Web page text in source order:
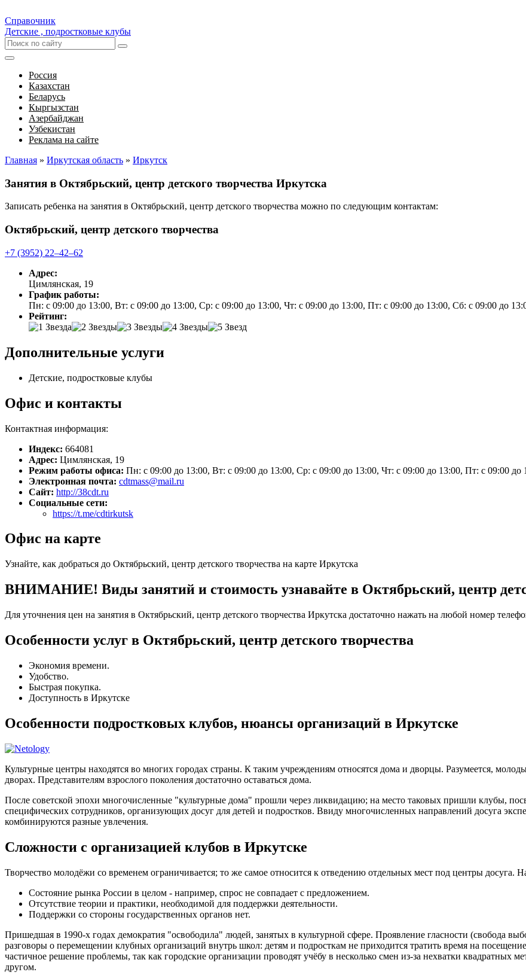
Справочник
Детские , подростковые клубы
Россия
Казахстан
Беларусь
Кыргызстан
Азербайджан
Узбекистан
Реклама на сайте
Главная » Иркутская область » Иркутск
Занятия в Октябрьский, центр детского творчества Иркутска
Записать ребенка на занятия в Октябрьский, центр детского творчества можно по следующим контактам:
Октябрьский, центр детского творчества
+7 (3952) 22‒42‒62
Адрес:
Цимлянская, 19
График работы:
Пн: с 09:00 до 13:00, Вт: с 09:00 до 13:00, Ср: с 09:00 до 13:00, Чт: с 09:00 до 13:00, Пт: с 09:00 до 13:00, Сб: с 09:00 до
Рейтинг:
Дополнительные услуги
Детские, подростковые клубы
Офис и контакты
Контактная информация:
Индекс: 664081
Адрес: Цимлянская, 19
Режим работы офиса: Пн: с 09:00 до 13:00, Вт: с 09:00 до 13:00, Ср: с 09:00 до 13:00, Чт: с 09:00 до 13:00, Пт: с 09:00
Электронная почта: cdtmass@mail.ru
Сайт: http://38cdt.ru
Социальные сети:
https://t.me/cdtirkutsk
Офис на карте
Узнайте, как добраться до Октябрьский, центр детского творчества на карте Иркутска
ВНИМАНИЕ! Виды занятий и стоимость узнавайте в Октябрьский, центр
Для уточнения цен на занятия в Октябрьский, центр детского творчества Иркутска достаточно нажать на любой номер
Особенности услуг в Октябрьский, центр детского творчества
Экономия времени.
Удобство.
Быстрая покупка.
Доступность в Иркутске
Особенности подростковых клубов, нюансы организаций в Иркутске
Культурные центры находятся во многих городах страны. К таким учреждениям относятся дома и дворцы. Разумеется,
дворах. Представителям взрослого поколения достаточно оставаться дома.
После советской эпохи многочисленные "культурные дома" прошли через ликвидацию; на место таковых пришли клубы,
специфических сотрудников, организующих досуг для детей и подростков. Ввиду многочисленных направлений досуга
комбинируются разные увлечения.
Сложности с организацией клубов в Иркутске
Творчество молодёжи со временем ограничивается; то же самое относится к отведению отдельных мест под центры досуга.
Состояние рынка России в целом - например, спрос не совпадает с предложением.
Отсутствие теории и практики, необходимой для поддержки деятельности.
Поддержки со стороны государственных органов нет.
Пришедшая в 1990-х годах демократия "освободила" людей, занятых в культурной сфере. Проявление гласности (свобода
разговоры о перемещении клубных организаций внутрь школ: детям и подросткам не приходится тратить время на
частичное решение проблемы, так как городские организации проводят учёбу в несколько смен из-за нехватки квадратных
другом.